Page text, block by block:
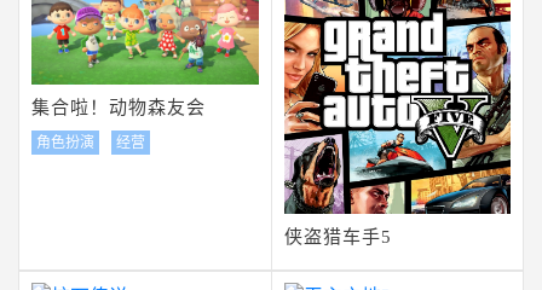
集合啦！动物森友会
角色扮演 经营
侠盗猎车手5